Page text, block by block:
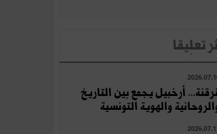
تعلِيقا
أرخبيل يجمع بين التاريخ
والهوية التونسية